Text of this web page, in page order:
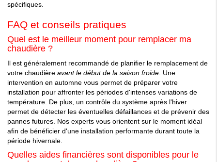
spécifiques.
FAQ et conseils pratiques
Quel est le meilleur moment pour remplacer ma
chaudière ?
Il est généralement recommandé de planifier le remplacement de
votre chaudière avant le début de la saison froide. Une
intervention en automne vous permet de préparer votre
installation pour affronter les périodes d'intenses variations de
température. De plus, un contrôle du système après l'hiver
permet de détecter les éventuelles défaillances et de prévenir des
pannes futures. Nos experts vous orientent sur le moment idéal
afin de bénéficier d'une installation performante durant toute la
période hivernale.
Quelles aides financières sont disponibles pour le